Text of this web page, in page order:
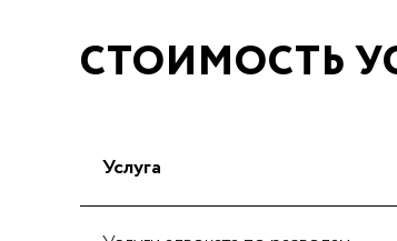
СТОИМОСТЬ
Услуга